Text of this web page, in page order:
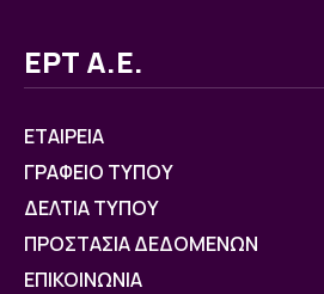
ΕΡΤ Α.Ε.
ΕΤΑΙΡΕΙΑ
ΓΡΑΦΕΙΟ ΤΥΠΟΥ
ΔΕΛΤΙΑ ΤΥΠΟΥ
ΠΡΟΣΤΑΣΙΑ ΔΕΔΟΜΕΝΩΝ
ΕΠΙΚΟΙΝΩΝΙΑ